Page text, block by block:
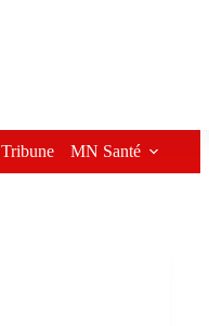
Tribune MN Santé